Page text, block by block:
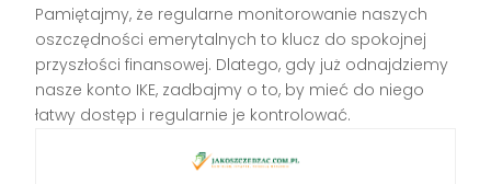
Pamiętajmy, że regularne monitorowanie naszych
oszczędności emerytalnych to klucz do spokojnej
przyszłości finansowej. Dlatego, gdy już odnajdziemy
nasze konto IKE, zadbajmy o to, by mieć do niego
łatwy dostęp i regularnie je kontrolować.